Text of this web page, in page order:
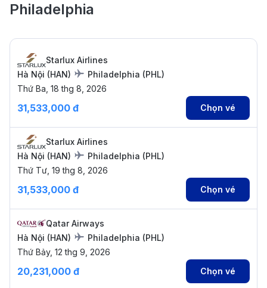
Philadelphia
Starlux Airlines
Hà Nội (HAN) Philadelphia (PHL)
Thứ Ba, 18 thg 8, 2026
31,533,000 đ Chọn vé
Starlux Airlines
Hà Nội (HAN) Philadelphia (PHL)
Thứ Tư, 19 thg 8, 2026
31,533,000 đ Chọn vé
Qatar Airways
Hà Nội (HAN) Philadelphia (PHL)
Thứ Bảy, 12 thg 9, 2026
20,231,000 đ Chọn vé